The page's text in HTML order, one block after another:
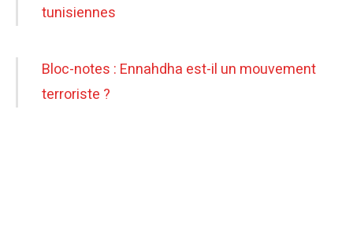
tunisiennes
Bloc-notes : Ennahdha est-il un mouvement
terroriste ?